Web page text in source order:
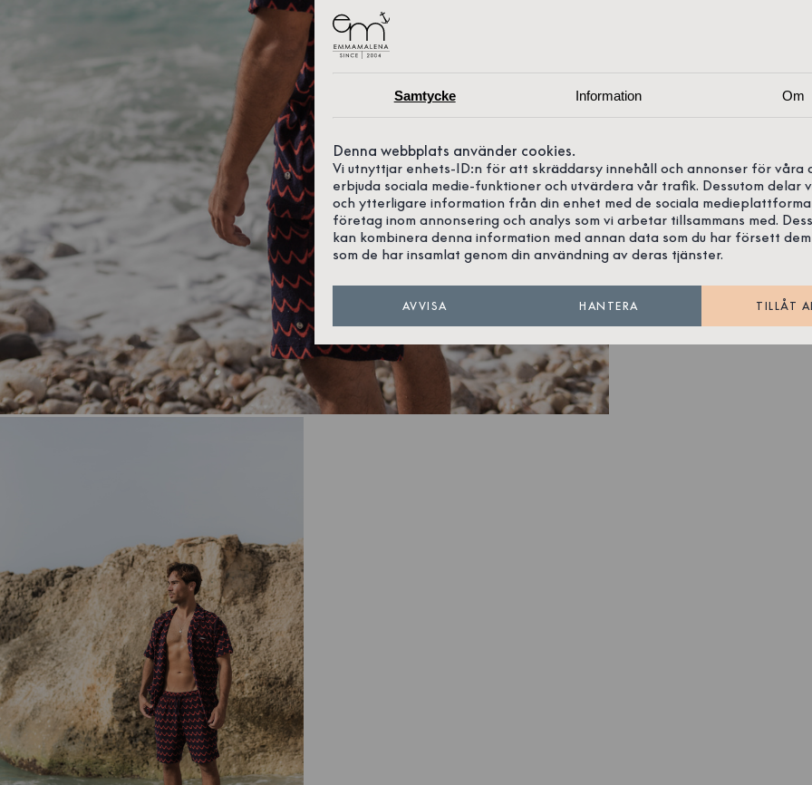
Samtycke Information Om
Denna webbplats använder cookies.
Vi utnyttjar enhets-ID:n för att skräddarsy innehåll och annonser för våra
erbjuda sociala medie-funktioner och utvärdera vår trafik. Dessutom delar
och ytterligare information från din enhet med de sociala
företag inom annonsering och analys som vi arbetar tillsammans med.
kan kombinera denna information med annan data som du har försett
som de har insamlat genom din användning av deras tjänster.
AVVISA HANTERA TILLÅT